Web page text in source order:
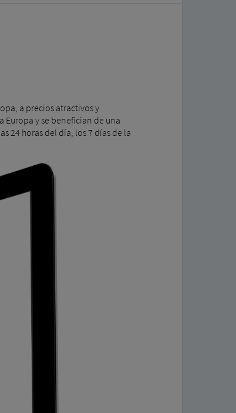
a precios atractivos y
Europa y se benefician de una
24 horas del día, los 7 días de la